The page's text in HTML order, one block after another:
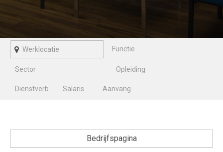
Veelgestelde vragen
Bedrijfspagina